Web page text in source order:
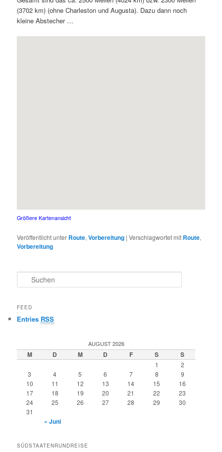
(3702 km) (ohne Charleston und Augusta). Dazu dann noch
kleine Abstecher …
Größere Kartenansicht
Veröffentlicht unter Route,Vorbereitung |Verschlagwortet mit Route,
Vorbereitung
u
h
n
FEED
Entries RSS
AUGUST 2026
M D M D F S S
1
2
3
4 5 6 7 8
9
10
11 12 13 14 15
16
17
18 19 20 21 22
23
24
25 26 27 28 29
30
31
« Juni
SÜDSTAATENRUNDREISE